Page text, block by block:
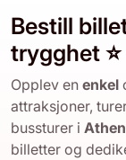
Bestill
trygghet ⭐
Opplev en enkel
attraksjoner,
bussturer i Athen
billetter og